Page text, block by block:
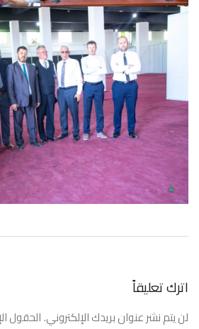
اترك تعليقاً
لن يتم نشر عنوان بريدك الإلكتروني.الحقول